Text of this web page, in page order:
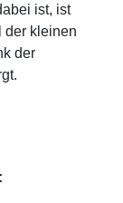
ist, ist
der kleinen
der